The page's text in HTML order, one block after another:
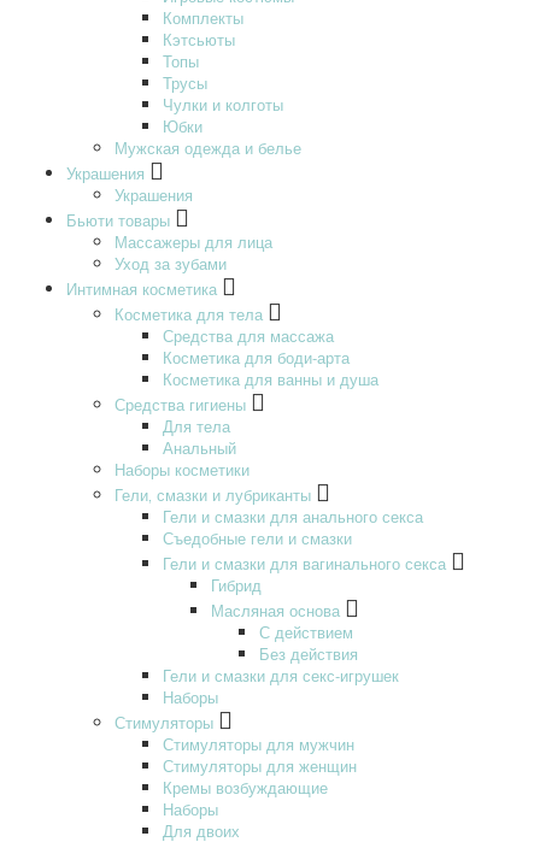
Комплекты
Кэтсьюты
Топы
Трусы
Чулки и колготы
Юбки
Мужская одежда и белье
Украшения
Украшения
Бьюти товары
Массажеры для лица
Уход за зубами
Интимная косметика
Косметика для тела
Средства для массажа
Косметика для боди-арта
Косметика для ванны и душа
Средства гигиены
Для тела
Анальный
Наборы косметики
Гели‚ смазки и лубриканты
Гели и смазки для анального секса
Съедобные гели и смазки
Гели и смазки для вагинального секса
Гибрид
Масляная основа
С действием
Без действия
Гели и смазки для секс-игрушек
Наборы
Стимуляторы
Стимуляторы для мужчин
Стимуляторы для женщин
Кремы возбуждающие
Наборы
Для двоих